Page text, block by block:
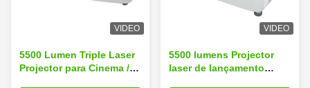
VIDEO
5500 Lumen Triple Laser
Projector para Cinema /
VIDEO
5500 lumens Projector
laser de lançamento